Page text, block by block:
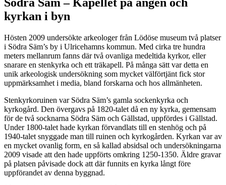
Södra Säm – Kapellet på ängen och
kyrkan i byn
Hösten 2009 undersökte arkeologer från Lödöse museum två platser
i Södra Säm’s by i Ulricehamns kommun. Med cirka tre hundra
meters mellanrum fanns där två ovanliga medeltida kyrkor, eller
snarare en stenkyrka och ett träkapell. På många sätt var detta en
unik arkeologisk undersökning som mycket välförtjänt fick stor
uppmärksamhet i media, bland forskarna och hos allmänheten.
Stenkyrkoruinen var Södra Säm’s gamla sockenkyrka och
kyrkogård. Den övergavs på 1820-talet då en ny kyrka, gemensam
för de två socknarna Södra Säm och Gällstad, uppfördes i Gällstad.
Under 1800-talet hade kyrkan förvandlats till en stenhög och på
1940-talet snyggade man till ruinen och kyrkogården. Kyrkan var av
en mycket ovanlig form, en så kallad absidsal och undersökningarna
2009 visade att den hade uppförts omkring 1250-1350. Äldre gravar
på platsen påvisade dock att där funnits en kyrka långt före
uppförandet av denna byggnad.